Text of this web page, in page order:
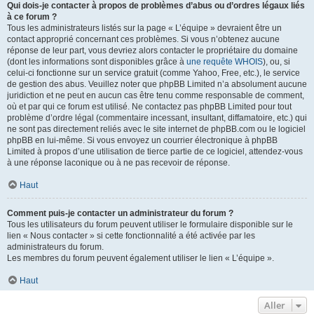
Qui dois-je contacter à propos de problèmes d’abus ou d’ordres légaux liés
à ce forum ?
Tous les administrateurs listés sur la page « L’équipe » devraient être un
contact approprié concernant ces problèmes. Si vous n’obtenez aucune
réponse de leur part, vous devriez alors contacter le propriétaire du domaine
(dont les informations sont disponibles grâce à une requête WHOIS), ou, si
celui-ci fonctionne sur un service gratuit (comme Yahoo, Free, etc.), le service
de gestion des abus. Veuillez noter que phpBB Limited n’a absolument aucune
juridiction et ne peut en aucun cas être tenu comme responsable de comment,
où et par qui ce forum est utilisé. Ne contactez pas phpBB Limited pour tout
problème d’ordre légal (commentaire incessant, insultant, diffamatoire, etc.) qui
ne sont pas directement reliés avec le site internet de phpBB.com ou le logiciel
phpBB en lui-même. Si vous envoyez un courrier électronique à phpBB
Limited à propos d’une utilisation de tierce partie de ce logiciel, attendez-vous
à une réponse laconique ou à ne pas recevoir de réponse.
Haut
Comment puis-je contacter un administrateur du forum ?
Tous les utilisateurs du forum peuvent utiliser le formulaire disponible sur le
lien « Nous contacter » si cette fonctionnalité a été activée par les
administrateurs du forum.
Les membres du forum peuvent également utiliser le lien « L’équipe ».
Haut
Aller